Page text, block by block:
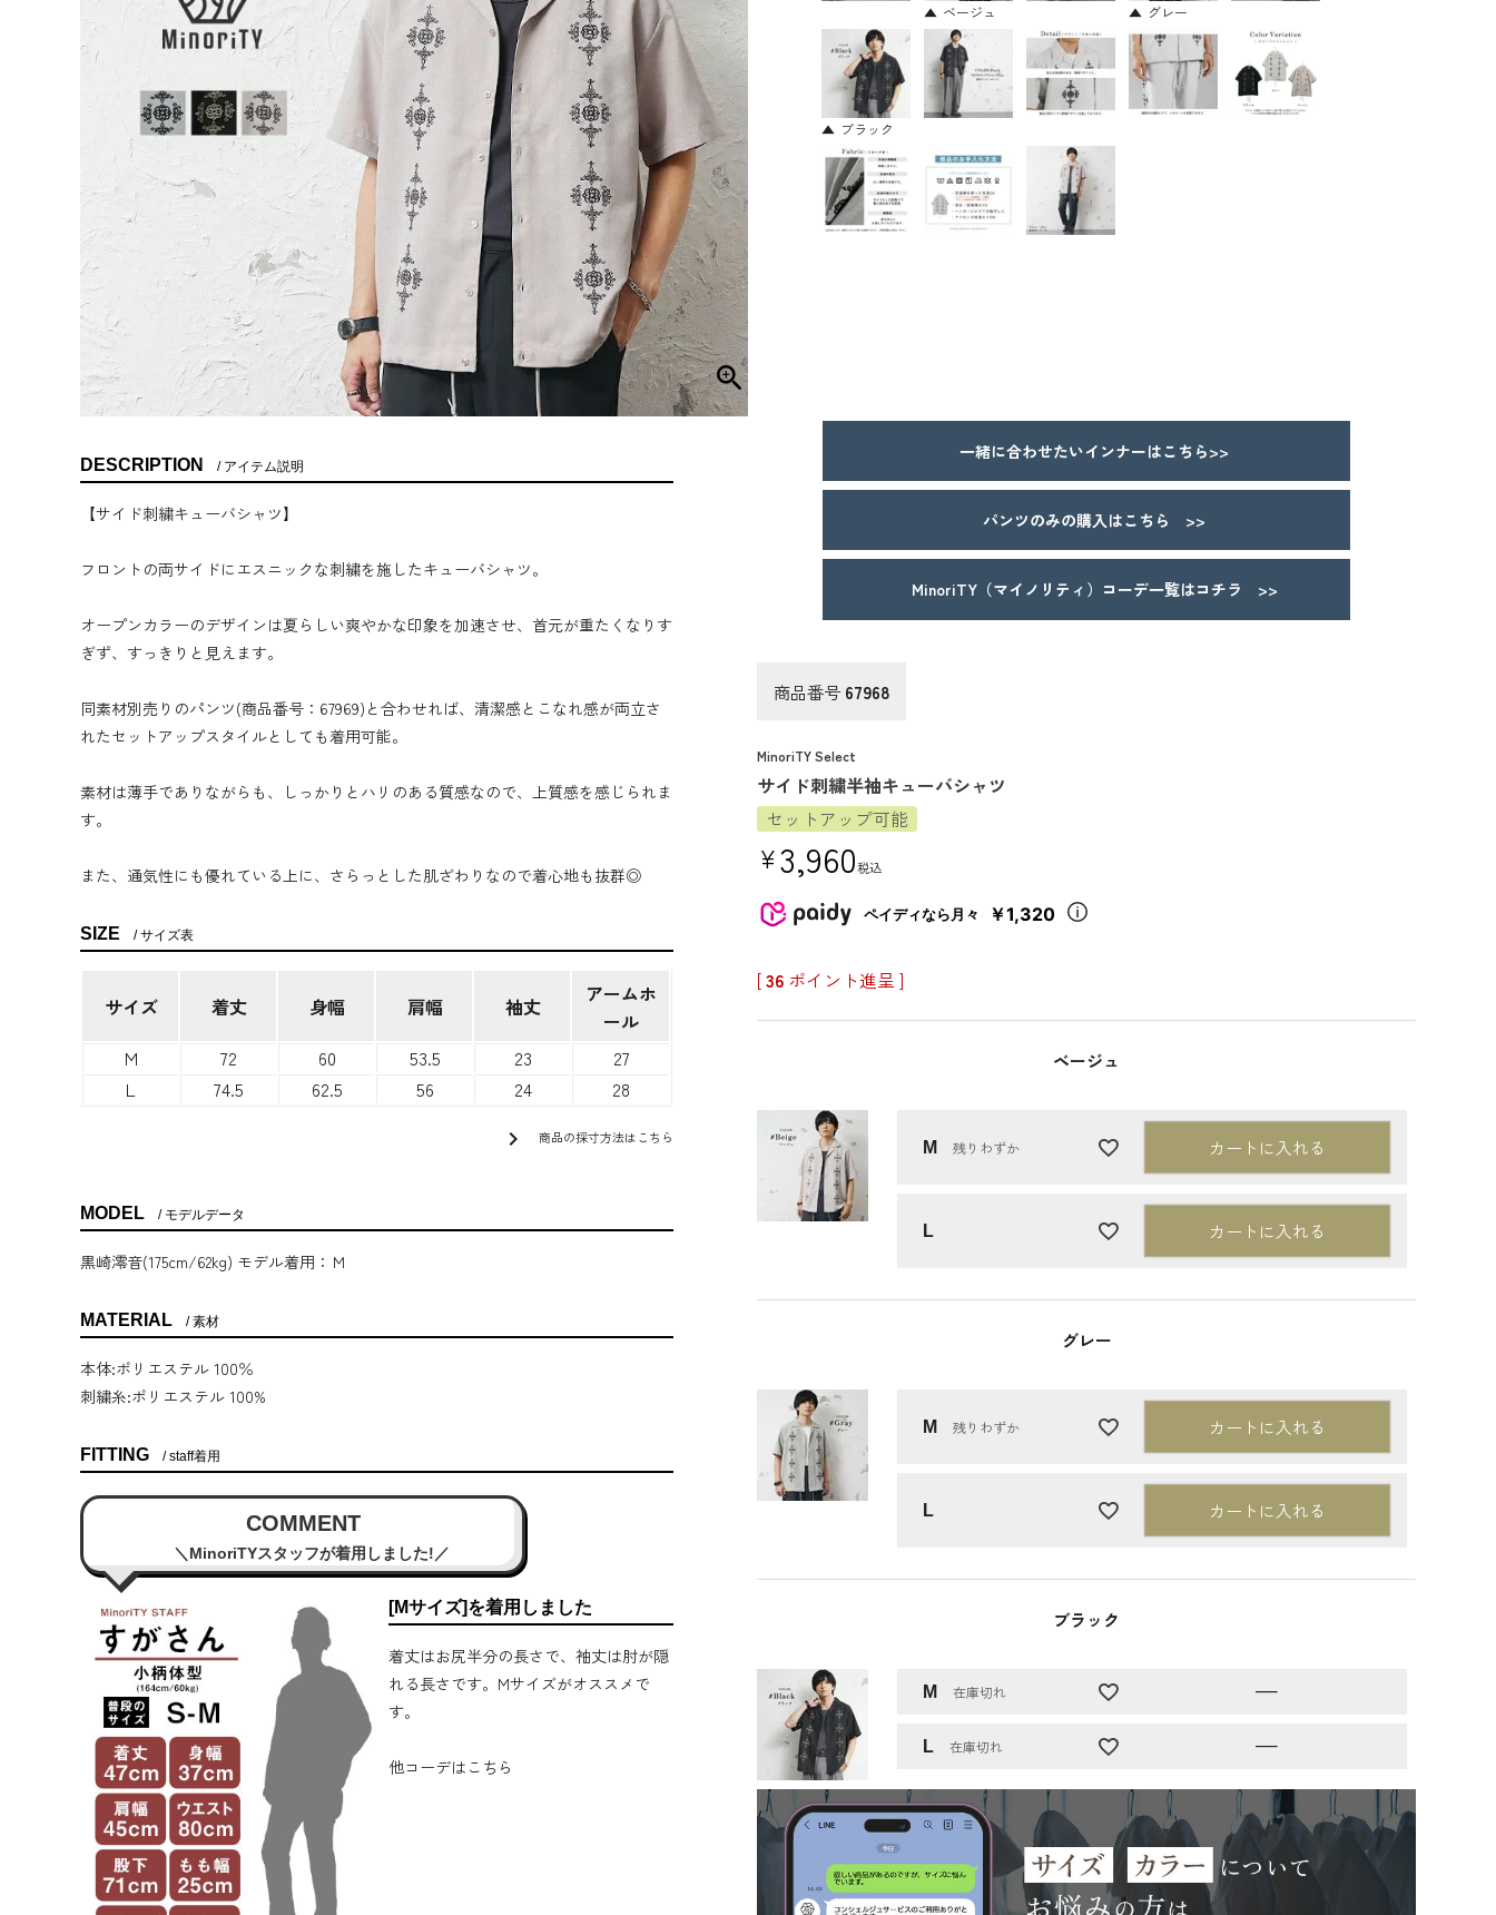
ベージュ グレー
ブラック
DESCRIPTION アイテム説明
【サイド刺繍キューバシャツ】
フロントの両サイドにエスニックな刺繍を施したキューバシャツ。
オープンカラーのデザインは夏らしい爽やかな印象を加速させ、首元が重たくなりす
ぎず、すっきりと見えます。
同素材別売りのパンツ(商品番号：67969)と合わせれば、清潔感とこなれ感が両立さ
れたセットアップスタイルとしても着用可能。
素材は薄手でありながらも、しっかりとハリのある質感なので、上質感を感じられま
す。
また、通気性にも優れている上に、さらっとした肌ざわりなので着心地も抜群◎
SIZE サイズ表
サイズ 着丈 身幅 肩幅 袖丈
アームホ
ール
M
72 60 53.5 23
27
L
74.5 62.5 56 24
28
chevron_right
商品の採寸方法はこちら
MODEL モデルデータ
黒崎澪音(175cm/62kg) モデル着用：Ｍ
MATERIAL 素材
本体:ポリエステル 100％
刺繍糸:ポリエステル 100%
FITTING staff着用
COMMENT
MinoriTYスタッフが着用しました!
[Mサイズ]を着用しました
着丈はお尻半分の長さで、袖丈は肘が隠
れる長さです。Mサイズがオススメで
す。
他コーデはこちら
一緒に合わせたいインナーはこちら>>
パンツのみの購入はこちら >>
MinoriTY（マイノリティ）コーデ一覧はコチラ >>
商品番号 67968
MinoriTY Select
サイド刺繍半袖キューバシャツ
セットアップ可能
¥3,960税込
ペイディなら月々 ￥1,320
[36 ポイント進呈 ]
ベージュ
M 残りわずか カートに入れる
L カートに入れる
グレー
M 残りわずか カートに入れる
L カートに入れる
ブラック
M 在庫切れ —
L 在庫切れ —